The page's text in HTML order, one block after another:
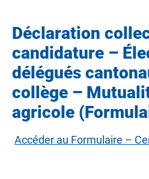
Déclaration
candidature –
délégués
collège –
agricole
Accéder au Formulaire –